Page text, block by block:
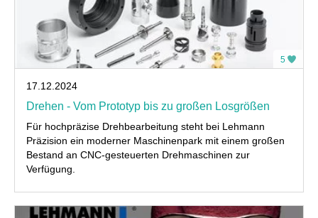
5
17.12.2024
Drehen - Vom Prototyp bis zu großen Losgrößen
Für hochpräzise Drehbearbeitung steht bei Lehmann
Präzision ein moderner Maschinenpark mit einem großen
Bestand an CNC-gesteuerten Drehmaschinen zur
Verfügung.